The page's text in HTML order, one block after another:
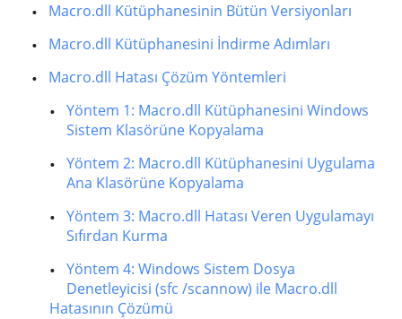
Macro.dll Kütüphanesinin Bütün Versiyonları
Macro.dll Kütüphanesini İndirme Adımları
Macro.dll Hatası Çözüm Yöntemleri
Yöntem 1: Macro.dll Kütüphanesini Windows
Sistem Klasörüne Kopyalama
Yöntem 2: Macro.dll Kütüphanesini Uygulama
Ana Klasörüne Kopyalama
Yöntem 3: Macro.dll Hatası Veren Uygulamayı
Sıfırdan Kurma
Yöntem 4: Windows Sistem Dosya
Denetleyicisi (sfc /scannow) ile Macro.dll
Hatasının Çözümü